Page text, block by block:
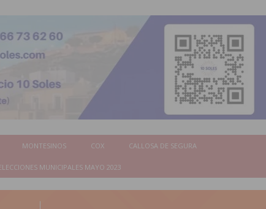
MONTESINOS COX CALLOSA DE SEGURA
MUNICIPALES MAYO 2023